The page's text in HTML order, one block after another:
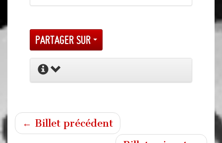
Partager sur
← Billet précédent